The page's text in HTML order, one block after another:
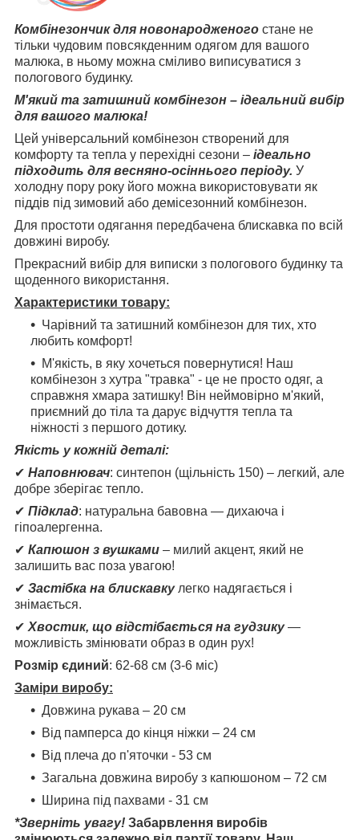
Комбінезончик для новонародженого стане не
тільки чудовим повсякденним одягом для вашого
малюка, в ньому можна сміливо виписуватися з
пологового будинку.
М'який та затишний комбінезон – ідеальний вибір
для вашого малюка!
Цей універсальний комбінезон створений для
комфорту та тепла у перехідні сезони – ідеально
підходить для весняно-осіннього періоду. У
холодну пору року його можна використовувати як
піддів під зимовий або демісезонний комбінезон.
Для простоти одягання передбачена блискавка по всій
довжині виробу.
Прекрасний вибір для виписки з пологового будинку та
щоденного використання.
Характеристики товару:
Чарівний та затишний комбінезон для тих, хто
любить комфорт!
М'якість, в яку хочеться повернутися! Наш
комбінезон з хутра "травка" - це не просто одяг, а
справжня хмара затишку! Він неймовірно м'який,
приємний до тіла та дарує відчуття тепла та
ніжності з першого дотику.
Якість у кожній деталі:
✔ Наповнювач: синтепон (щільність 150) – легкий, але
добре зберігає тепло.
✔ Підклад: натуральна бавовна — дихаюча і
гіпоалергенна.
✔ Капюшон з вушками – милий акцент, який не
залишить вас поза увагою!
✔ Застібка на блискавкулегко надягається і
знімається.
✔ Хвостик, що відстібається на гудзику—
можливість змінювати образ в один рух!
Розмір єдиний: 62-68 см (3-6 міс)
Заміри виробу:
Довжина рукава – 20 см
Від памперса до кінця ніжки – 24 см
Від плеча до п'яточки - 53 см
Загальна довжина виробу з капюшоном – 72 см
Ширина під пахвами - 31 см
*Зверніть увагу! Забарвлення виробів